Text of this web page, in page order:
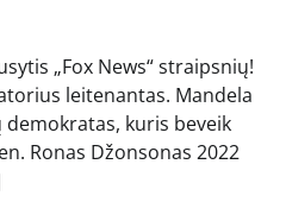
„Fox News“ straipsnių!
leitenantas. Mandela
kuris beveik
Ronas Džonsonas 2022